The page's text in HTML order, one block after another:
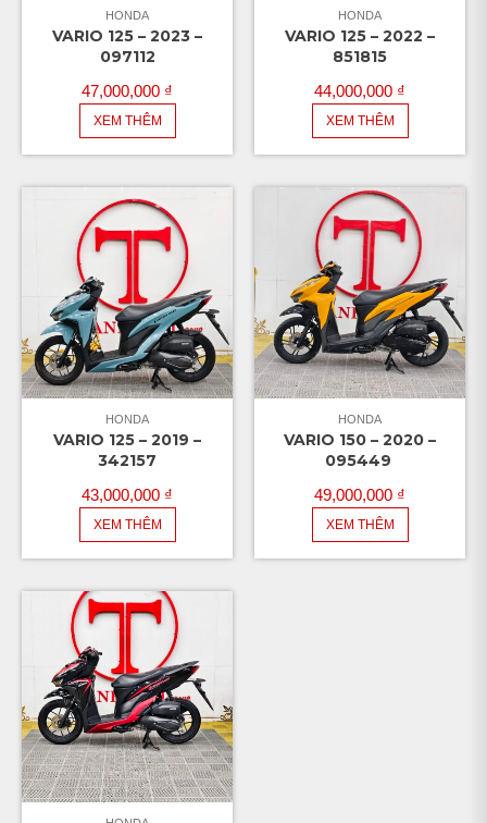
HONDA
VARIO 125 – 2023 –
097112
47,000,000 ₫
XEM THÊM
HONDA
VARIO 125 – 2022 –
851815
44,000,000 ₫
XEM THÊM
HONDA
VARIO 125 – 2019 –
342157
43,000,000 ₫
XEM THÊM
HONDA
VARIO 150 – 2020 –
095449
49,000,000 ₫
XEM THÊM